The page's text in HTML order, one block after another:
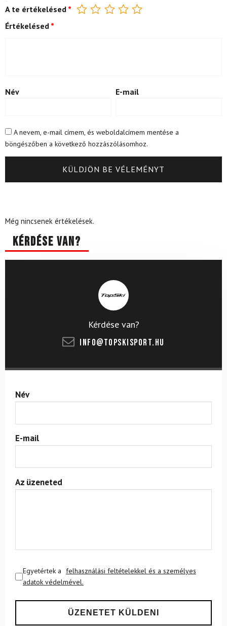
A te értékelésed *
Értékelésed *
Név E-mail
A nevem, e-mail címem, és weboldalcímem mentése a
böngészőben a következő hozzászólásomhoz.
Még nincsenek értékelések.
Kérdése van?
Kérdése van?
info@topskisport.hu
Név
E-mail
Az üzeneted
Egyetértek a felhasználási feltételekkel és a személyes
adatok védelmével.